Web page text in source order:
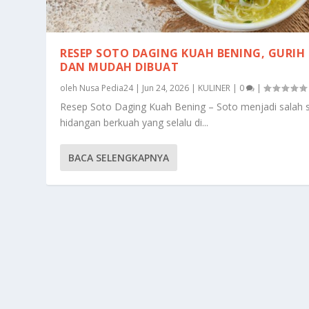
RESEP SOTO DAGING KUAH BENING, GURIH
DAN MUDAH DIBUAT
oleh Nusa Pedia24| Jun 24, 2026 | KULINER | 0 |
Resep Soto Daging Kuah Bening – Soto menjadi salah
hidangan berkuah yang selalu di...
BACA SELENGKAPNYA